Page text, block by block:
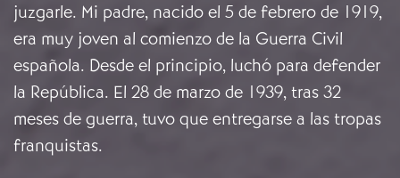
juzgarle. Mi padre, nacido el 5 de febrero de 1919,
era muy joven al comienzo de la Guerra Civil
española. Desde el principio, luchó para defender
la República. El 28 de marzo de 1939, tras 32
meses de guerra, tuvo que entregarse a las tropas
franquistas.